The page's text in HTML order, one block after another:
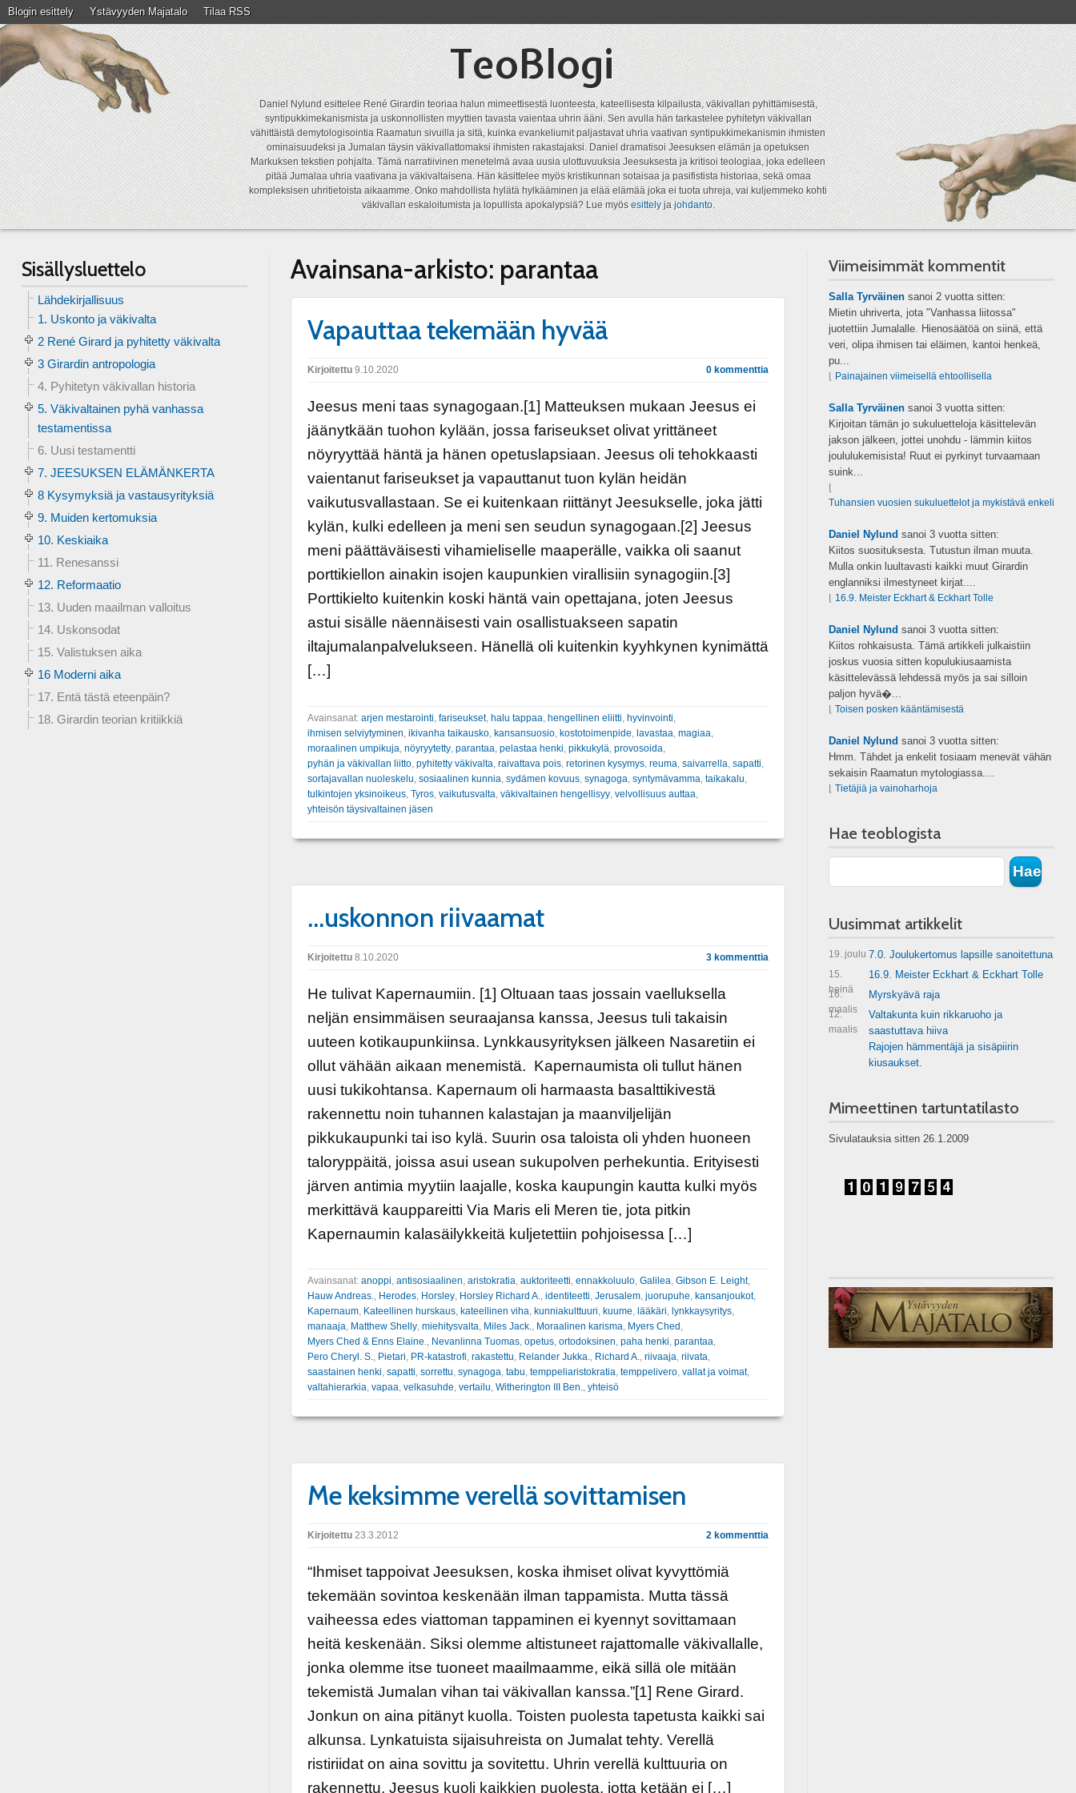
Blogin esittely Ystävyyden Majatalo Tilaa RSS
TeoBlogi
Daniel Nylund esittelee René Girardin teoriaa halun mimeettisestä luonteesta, kateellisesta kilpailusta, väkivallan pyhittämisestä,
syntipukkimekanismista ja uskonnollisten myyttien tavasta vaientaa uhrin ääni. Sen avulla hän tarkastelee pyhitetyn väkivallan
vähittäistä demytologisointia Raamatun sivuilla ja sitä, kuinka evankeliumit paljastavat uhria vaativan syntipukkimekanismin ihmisten
ominaisuudeksi ja Jumalan täysin väkivallattomaksi ihmisten rakastajaksi. Daniel dramatisoi Jeesuksen elämän ja opetuksen
Markuksen tekstien pohjalta. Tämä narratiivinen menetelmä avaa uusia ulottuvuuksia Jeesuksesta ja kritisoi teologiaa, joka edelleen
pitää Jumalaa uhria vaativana ja väkivaltaisena. Hän käsittelee myös kristikunnan sotaisaa ja pasifistista historiaa, sekä omaa
kompleksisen uhritietoista aikaamme. Onko mahdollista hylätä hylkääminen ja elää elämää joka ei tuota uhreja, vai kuljemmeko kohti
väkivallan eskaloitumista ja lopullista apokalypsiä? Lue myösesittelyjajohdanto.
Avainsana-arkisto: parantaa
Vapauttaa tekemään hyvää
Kirjoitettu9.10.2020 0 kommenttia
Jeesus meni taas synagogaan.[1] Matteuksen mukaan Jeesus ei
jäänytkään tuohon kylään, jossa fariseukset olivat yrittäneet
nöyryyttää häntä ja hänen opetuslapsiaan. Jeesus oli tehokkaasti
vaientanut fariseukset ja vapauttanut tuon kylän heidän
vaikutusvallastaan. Se ei kuitenkaan riittänyt Jeesukselle, joka jätti
kylän, kulki edelleen ja meni sen seudun synagogaan.[2] Jeesus
meni päättäväisesti vihamieliselle maaperälle, vaikka oli saanut
porttikiellon ainakin isojen kaupunkien virallisiin synagogiin.[3]
Porttikielto kuitenkin koski häntä vain opettajana, joten Jeesus
astui sisälle näennäisesti vain osallistuakseen sapatin
iltajumalanpalvelukseen. Hänellä oli kuitenkin kyyhkynen kynimättä
[…]
Avainsanat: arjen mestarointi fariseukset, halu tappaa hengellinen eliitti hyvinvointi
ihmisen selviytyminen ikivanha taikausko, kansansuosio, kostotoimenpide lavastaa magiaa
moraalinen umpikuja nöyryytetty, parantaa pelastaa henki pikkukylä provosoida
pyhän ja väkivallan liitto, pyhitetty väkivalta raivattava pois, retorinen kysymys, reuma saivarrella sapatti
sortajavallan nuoleskelu sosiaalinen kunnia sydämen kovuus, synagoga syntymävamma taikakalu
tulkintojen yksinoikeus, Tyros, vaikutusvalta väkivaltainen hengellisyy, velvollisuus auttaa
yhteisön täysivaltainen jäsen
…uskonnon riivaamat
Kirjoitettu8.10.2020 3 kommenttia
He tulivat Kapernaumiin. [1] Oltuaan taas jossain vaelluksella
neljän ensimmäisen seuraajansa kanssa, Jeesus tuli takaisin
uuteen kotikaupunkiinsa. Lynkkausyrityksen jälkeen Nasaretiin ei
ollut vähään aikaan menemistä. Kapernaumista oli tullut hänen
uusi tukikohtansa. Kapernaum oli harmaasta basalttikivestä
rakennettu noin tuhannen kalastajan ja maanviljelijän
pikkukaupunki tai iso kylä. Suurin osa taloista oli yhden huoneen
taloryppäitä, joissa asui usean sukupolven perhekuntia. Erityisesti
järven antimia myytiin laajalle, koska kaupungin kautta kulki myös
merkittävä kauppareitti Via Maris eli Meren tie, jota pitkin
Kapernaumin kalasäilykkeitä kuljetettiin pohjoisessa […]
Avainsanat: anoppi, antisosiaalinen, aristokratia, auktoriteetti, ennakkoluulo, Galilea, Gibson E. Leight,
Hauw Andreas., Herodes, Horsley, Horsley Richard A., identiteetti, Jerusalem, juorupuhe, kansanjoukot,
Kapernaum, Kateellinen hurskaus, kateellinen viha, kunniakulttuuri, kuume, lääkäri, lynkkaysyritys,
manaaja, Matthew Shelly, miehitysvalta, Miles Jack., Moraalinen karisma, Myers Ched ,
Myers Ched & Enns Elaine., Nevanlinna Tuomas, opetus, ortodoksinen, paha henki, parantaa,
Pero Cheryl. S., Pietari, PR-katastrofi, rakastettu, Relander Jukka., Richard A., riivaaja, riivata,
saastainen henki, sapatti, sorrettu, synagoga, tabu, temppeliaristokratia, temppelivero, vallat ja voimat,
valtahierarkia, vapaa, velkasuhde, vertailu, Witherington III Ben., yhteisö
Me keksimme verellä sovittamisen
Kirjoitettu23.3.2012 2 kommenttia
“Ihmiset tappoivat Jeesuksen, koska ihmiset olivat kyvyttömiä
tekemään sovintoa keskenään ilman tappamista. Mutta tässä
vaiheessa edes viattoman tappaminen ei kyennyt sovittamaan
heitä keskenään. Siksi olemme altistuneet rajattomalle väkivallalle,
jonka olemme itse tuoneet maailmaamme, eikä sillä ole mitään
tekemistä Jumalan vihan tai väkivallan kanssa.”[1] Rene Girard.
Jonkun on aina pitänyt kuolla. Toisten puolesta tapetusta kaikki sai
alkunsa. Lynkatuista sijaisuhreista on Jumalat tehty. Verellä
ristiriidat on aina sovittu ja sovitettu. Uhrin verellä kulttuuria on
rakennettu. Jeesus kuoli kaikkien puolesta, jotta ketään ei […]
Sisällysluettelo
Lähdekirjallisuus
1. Uskonto ja väkivalta
2 René Girard ja pyhitetty väkivalta
3 Girardin antropologia
4. Pyhitetyn väkivallan historia
5. Väkivaltainen pyhä vanhassa
testamentissa
6. Uusi testamentti
7. JEESUKSEN ELÄMÄNKERTA
8 Kysymyksiä ja vastausyrityksiä
9. Muiden kertomuksia
10. Keskiaika
11. Renesanssi
12. Reformaatio
13. Uuden maailman valloitus
14. Uskonsodat
15. Valistuksen aika
16 Moderni aika
17. Entä tästä eteenpäin?
18. Girardin teorian kritiikkiä
Viimeisimmät kommentit
Salla Tyrväinensanoi 2 vuotta sitten:
Mietin uhriverta, jota "Vanhassa liitossa"
juotettiin Jumalalle. Hienosäätöä on siinä, että
veri, olipa ihmisen tai eläimen, kantoi henkeä,
pu...
Painajainen viimeisellä ehtoollisella
Salla Tyrväinensanoi 3 vuotta sitten:
Kirjoitan tämän jo sukuluetteloja käsittelevän
jakson jälkeen, jottei unohdu - lämmin kiitos
joululukemisista! Ruut ei pyrkinyt turvaamaan
suink...
Tuhansien vuosien sukuluettelot ja mykistävä enkeli
Daniel Nylund sanoi 3 vuotta sitten:
Kiitos suosituksesta. Tutustun ilman muuta.
Mulla onkin luultavasti kaikki muut Girardin
englanniksi ilmestyneet kirjat....
16.9. Meister Eckhart & Eckhart Tolle
Daniel Nylund sanoi 3 vuotta sitten:
Kiitos rohkaisusta. Tämä artikkeli julkaistiin
joskus vuosia sitten kopulukiusaamista
käsittelevässä lehdessä myös ja sai silloin
paljon hyvä�...
Toisen posken kääntämisestä
Daniel Nylund sanoi 3 vuotta sitten:
Hmm. Tähdet ja enkelit tosiaam menevät vähän
sekaisin Raamatun mytologiassa....
Tietäjiä ja vainoharhoja
Hae teoblogista
Uusimmat artikkelit
19. joulu 7.0. Joulukertomus lapsille sanoitettuna
15.
heinä
16.9. Meister Eckhart & Eckhart Tolle
16.
maalis
Myrskyävä raja
12.
maalis
Valtakunta kuin rikkaruoho ja
saastuttava hiiva
Rajojen hämmentäjä ja sisäpiirin
kiusaukset.
Mimeettinen tartuntatilasto
Sivulatauksia sitten 26.1.2009